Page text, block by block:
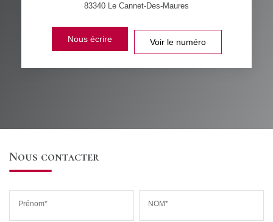
83340 Le Cannet-Des-Maures
Nous écrire Voir le numéro
Nous contacter
Prénom* NOM*